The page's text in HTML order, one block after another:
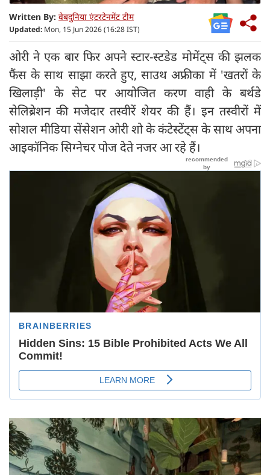
Written By: वेबदुनिया एंटरटेनमेंट टीम
Updated: Mon, 15 Jun 2026 (16:28 IST)
ओरी ने एक बार फिर अपने स्टार-स्टडेड मोमेंट्स की झलक
फैंस के साथ साझा करते हुए, साउथ अफ्रीका में 'खतरों के
खिलाड़ी' के सेट पर आयोजित करण वाही के बर्थडे
सेलिब्रेशन की मजेदार तस्वीरें शेयर की हैं। इन तस्वीरों में
सोशल मीडिया सेंसेशन ओरी शो के कंटेस्टेंट्स के साथ अपना
आइकॉनिक सिग्नेचर पोज देते नजर आ रहे हैं।